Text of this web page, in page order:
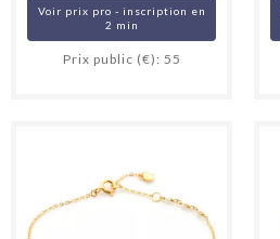
Voir prix pro - inscription en
2 min
Prix public (€): 55